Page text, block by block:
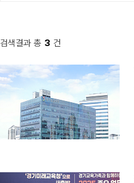
검색결과 총 3 건